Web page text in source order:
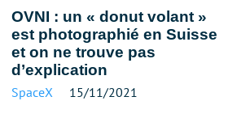
OVNI : un « donut volant »
est photographié en Suisse
et on ne trouve pas
d’explication
SpaceX 15/11/2021